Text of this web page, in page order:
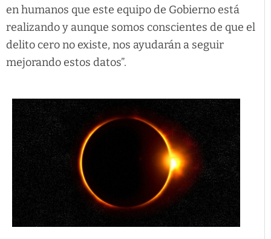
en humanos que este equipo de Gobierno está
realizando y aunque somos conscientes de que el
delito cero no existe, nos ayudarán a seguir
mejorando estos datos”.